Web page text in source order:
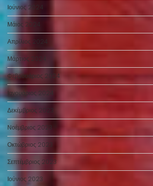
Ιούνιος 2024
Μάιος 2024
Απρίλιος 2024
Μάρτιος 2024
Φεβρουάριος 2024
Ιανουάριος 2024
Δεκέμβριος 2023
Νοέμβριος 2023
Οκτώβριος 2023
Σεπτέμβριος 2023
Ιούνιος 2023